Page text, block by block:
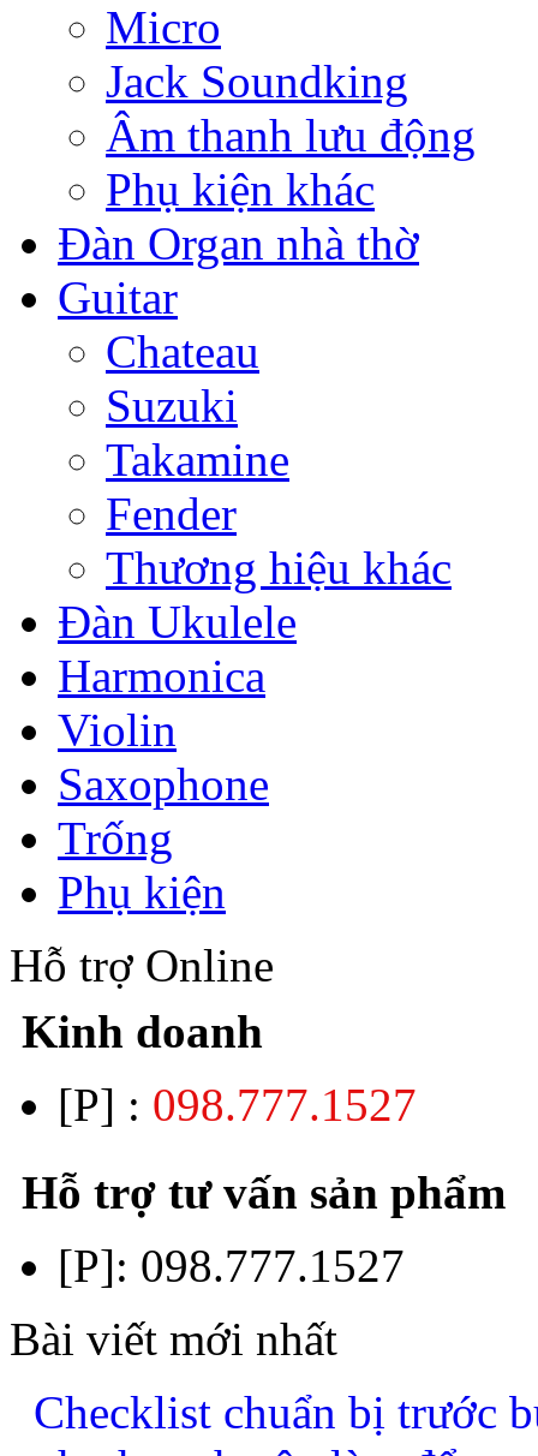
Micro
Jack Soundking
Âm thanh lưu động
Phụ kiện khác
Đàn Organ nhà thờ
Guitar
Chateau
Suzuki
Takamine
Fender
Thương hiệu khác
Đàn Ukulele
Harmonica
Violin
Saxophone
Trống
Phụ kiện
Hỗ trợ Online
Kinh doanh
[P] : 098.777.1527
Hỗ trợ tư vấn sản phẩm
[P]: 098.777.1527
Bài viết mới nhất
Checklist chuẩn bị trước